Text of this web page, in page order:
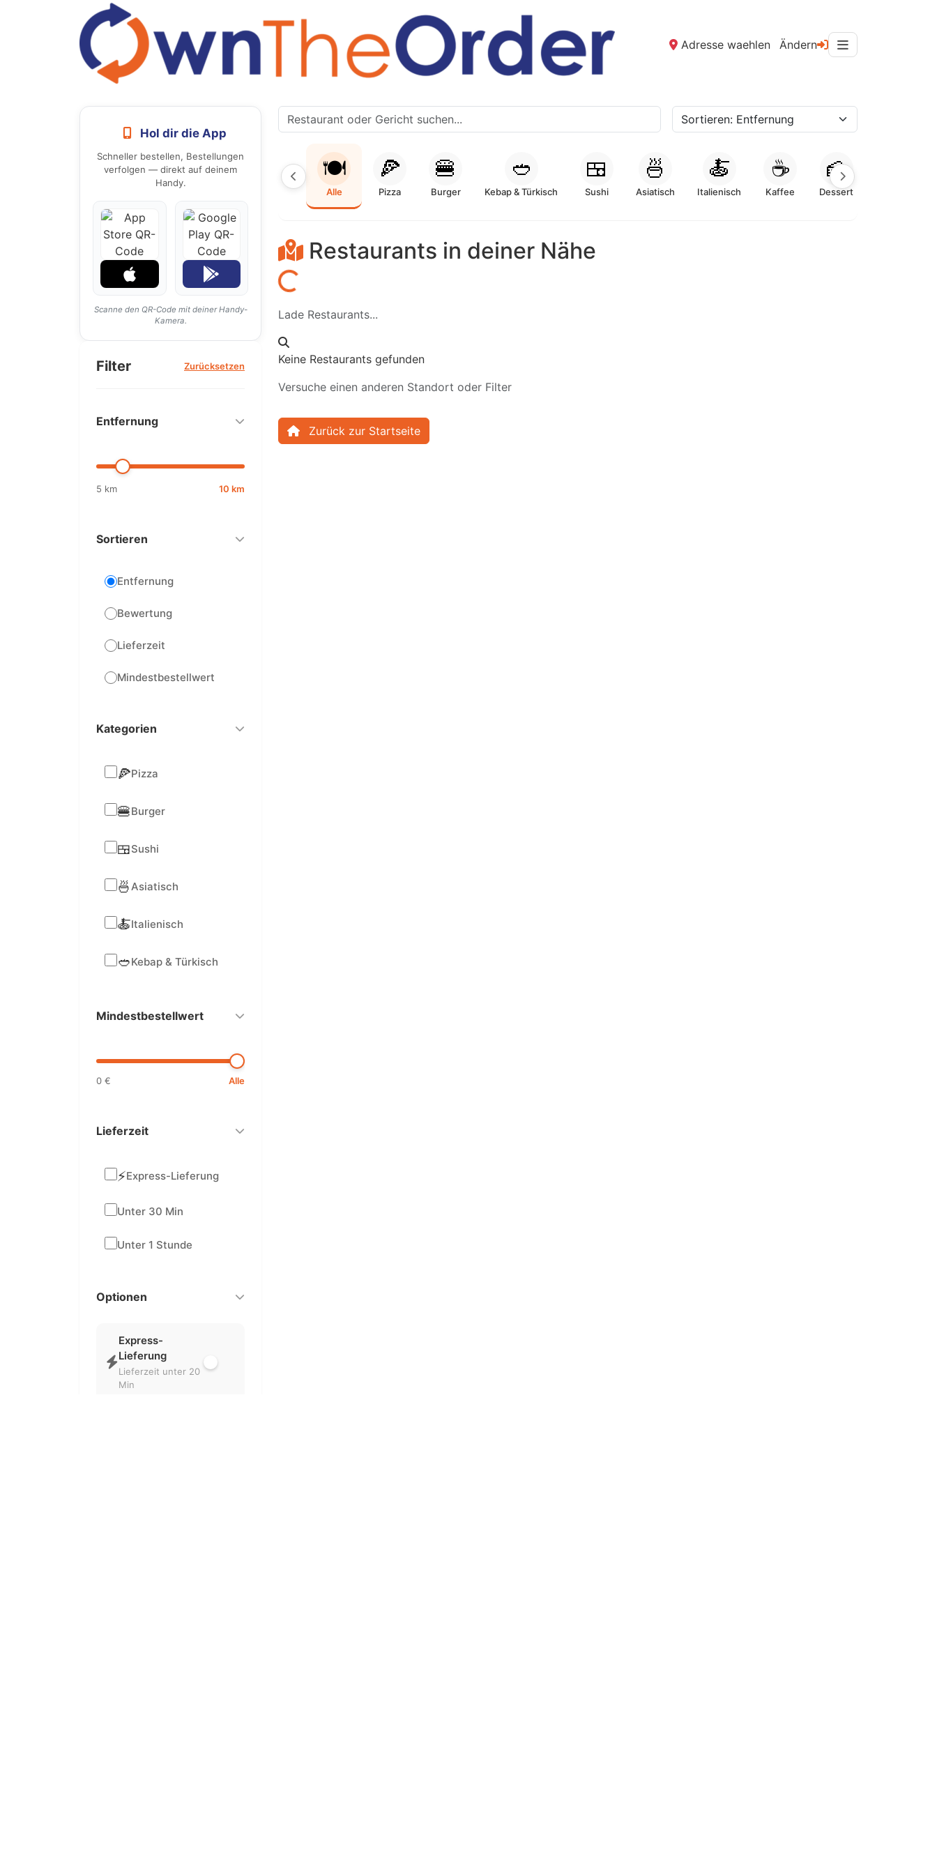
Adresse waehlen Ändern
Hol dir die App
Schneller bestellen, Bestellungen
verfolgen — direkt auf deinem
Handy.
Scanne den QR-Code mit deiner Handy-
Kamera.
Filter Zurücksetzen
Entfernung
5 km 10 km
Sortieren
Entfernung
Bewertung
Lieferzeit
Mindestbestellwert
Kategorien
🍕Pizza
🍔Burger
🍱Sushi
🍜Asiatisch
🍝Italienisch
🥙Kebap & Türkisch
Mindestbestellwert
0 € Alle
Lieferzeit
⚡Express-Lieferung
Unter 30 Min
Unter 1 Stunde
Optionen
Express-
Lieferung
Lieferzeit unter 20
Min
🍽️
Alle
🍕
Pizza
🍔
Burger
🥙
Kebap & Türkisch
🍱
Sushi
🍜
Asiatisch
🍝
Italienisch
☕
Kaffee
🍰
Dessert
Restaurants in deiner Nähe
Laden...
Lade Restaurants...
Keine Restaurants gefunden
Versuche einen anderen Standort oder Filter
Zurück zur Startseite